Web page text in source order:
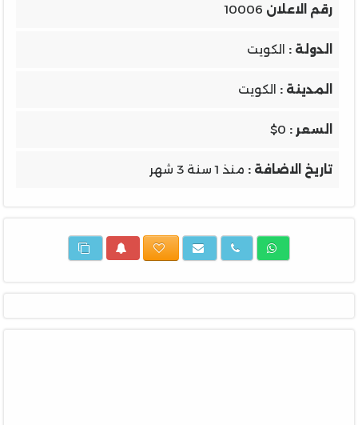
رقم الاعلان 10006
الدولة : الكويت
المدينة : الكويت
السعر : $0
تاريخ الاضافة : منذ 1 سنة 3 شهر